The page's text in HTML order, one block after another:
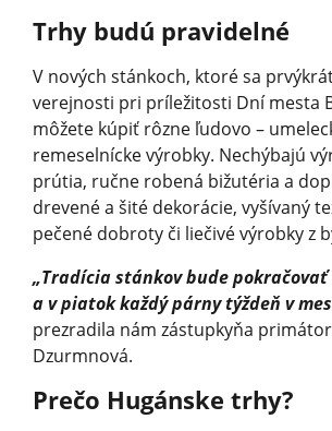
Trhy budú pravidelné
V nových stánkoch, ktoré sa
verejnosti pri príležitosti Dní mesta
môžete kúpiť rôzne ľudovo –
remeselnícke výrobky. Nechýbajú
prútia, ručne robená bižutéria a
drevené a šité dekorácie, vyšívaný
pečené dobroty či liečivé výrobky z
„Tradícia stánkov bude
a v piatok každý párny týždeň v
prezradila nám zástupkyňa
Dzurmnová.
Prečo Hugánske trhy?